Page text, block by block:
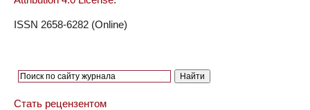
ISSN 2658-6282 (Online)
Стать рецензентом